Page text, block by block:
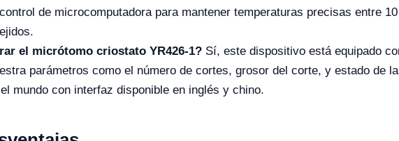
de microcomputadora para mantener temperaturas precisas entre
el micrótomo criostato YR426-1? Sí, este dispositivo está equipado
parámetros como el número de cortes, grosor del corte, y estado de
mundo con interfaz disponible en inglés y chino.